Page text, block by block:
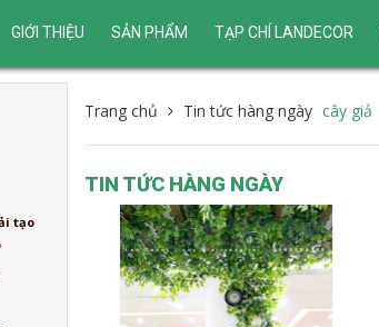
GIỚI THIỆU SẢN PHẨM TẠP CHÍ LANDECOR
Trang chủ Tin tức hàng ngày cây giả
TIN TỨC HÀNG NGÀY
tạo